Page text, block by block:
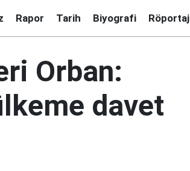
Rapor Tarih Biyografi Röportaj
Orban:
davet